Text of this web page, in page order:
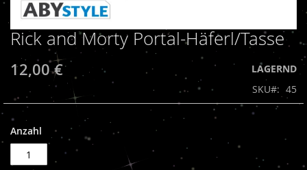
Zum
Anfang
der
Bildergalerie
springen
Rick and Morty Portal-Häferl/Tasse
12,00 €
LAGERND
SKU
45
Anzahl